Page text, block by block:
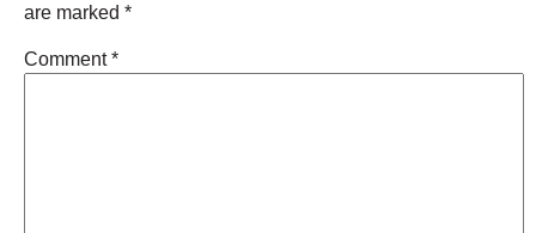
are marked *
Comment*